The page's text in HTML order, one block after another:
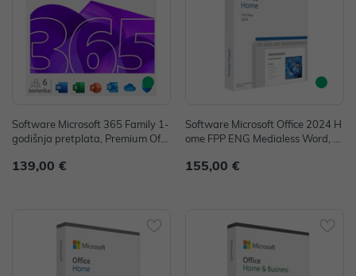
Software Microsoft 365 Family 1-
godišnja pretplata, Premium Offic
139,00 €
Software Microsoft Office 2024 H
ome FPP ENG Medialess Word, E
155,00 €